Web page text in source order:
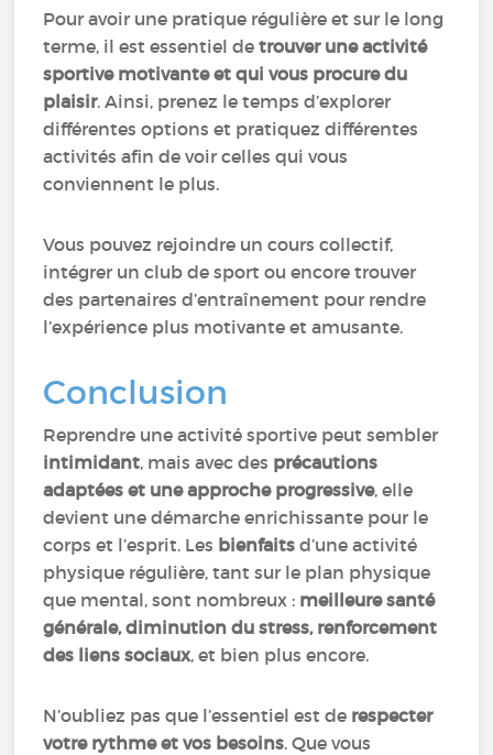
Pour avoir une pratique régulière et sur le long
terme, il est essentiel de trouver une activité
sportive motivante et qui vous procure du
plaisir. Ainsi, prenez le temps d’explorer
différentes options et pratiquez différentes
activités afin de voir celles qui vous
conviennent le plus.
Vous pouvez rejoindre un cours collectif,
intégrer un club de sport ou encore trouver
des partenaires d’entraînement pour rendre
l’expérience plus motivante et amusante.
Conclusion
Reprendre une activité sportive peut sembler
intimidant, mais avec des précautions
adaptées et une approche progressive, elle
devient une démarche enrichissante pour le
corps et l’esprit. Les bienfaitsd’une activité
physique régulière, tant sur le plan physique
que mental, sont nombreux : meilleure santé
générale, diminution du stress, renforcement
des liens sociaux, et bien plus encore.
N’oubliez pas que l’essentiel est de respecter
votre rythme et vos besoins. Que vous